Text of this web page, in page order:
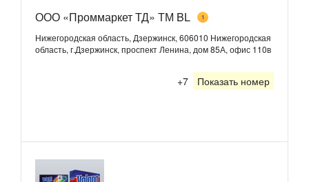
ООО «Проммаркет ТД» ТМ BL 1
Нижегородская область, Дзержинск, 606010 Нижегородская
область, г.Дзержинск, проспект Ленина, дом 85А, офис 110в
+7 Показать номер